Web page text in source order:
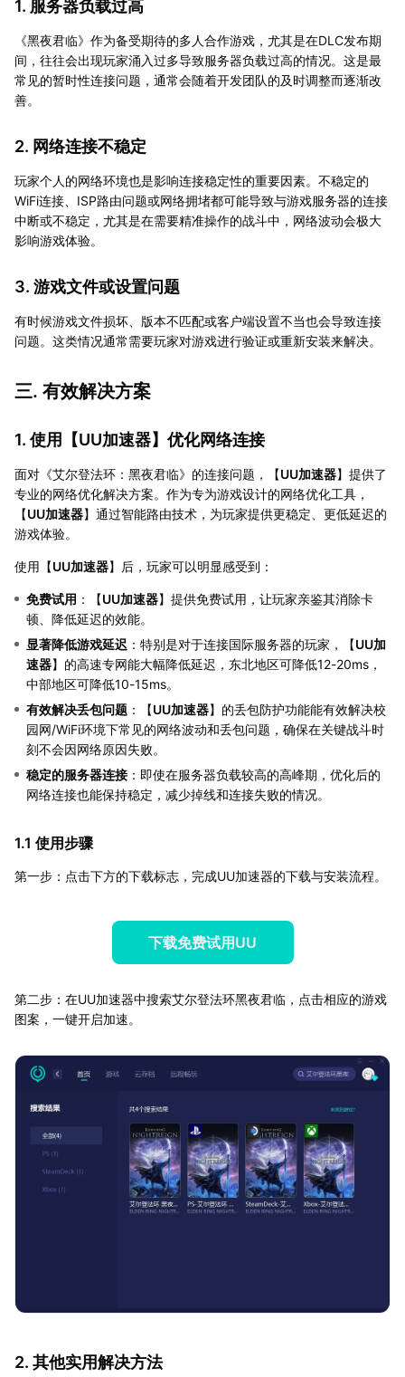
1. 服务器负载过高
《黑夜君临》作为备受期待的多人合作游戏，尤其是在DLC发布期
间，往往会出现玩家涌入过多导致服务器负载过高的情况。这是最
常见的暂时性连接问题，通常会随着开发团队的及时调整而逐渐改
善。
2. 网络连接不稳定
玩家个人的网络环境也是影响连接稳定性的重要因素。不稳定的
WiFi连接、ISP路由问题或网络拥堵都可能导致与游戏服务器的连接
中断或不稳定，尤其是在需要精准操作的战斗中，网络波动会极大
影响游戏体验。
3. 游戏文件或设置问题
有时候游戏文件损坏、版本不匹配或客户端设置不当也会导致连接
问题。这类情况通常需要玩家对游戏进行验证或重新安装来解决。
三. 有效解决方案
1. 使用【UU加速器】优化网络连接
面对《艾尔登法环：黑夜君临》的连接问题，【UU加速器】提供了
专业的网络优化解决方案。作为专为游戏设计的网络优化工具，
【UU加速器】通过智能路由技术，为玩家提供更稳定、更低延迟的
游戏体验。
使用【UU加速器】后，玩家可以明显感受到：
免费试用 ：【UU加速器】提供免费试用，让玩家亲鉴其消除卡
顿、降低延迟的效能。
显著降低游戏延迟 ：特别是对于连接国际服务器的玩家，【UU加
速器】的高速专网能大幅降低延迟，东北地区可降低12-20ms，
中部地区可降低10-15ms。
有效解决丢包问题 ：【UU加速器】的丢包防护功能能有效解决校
园网/WiFi环境下常见的网络波动和丢包问题，确保在关键战斗时
刻不会因网络原因失败。
稳定的服务器连接 ：即使在服务器负载较高的高峰期，优化后的
网络连接也能保持稳定，减少掉线和连接失败的情况。
1.1 使用步骤
第一步：点击下方的下载标志，完成UU加速器的下载与安装流程。
下载免费试用UU
第二步：在UU加速器中搜索艾尔登法环黑夜君临，点击相应的游戏
图案，一键开启加速。
2. 其他实用解决方法